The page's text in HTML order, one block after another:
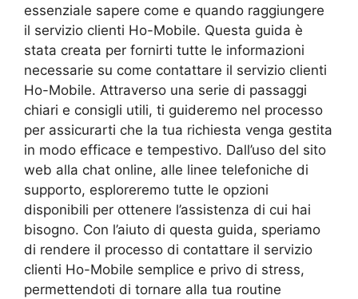
essenziale sapere come e quando raggiungere
il servizio clienti Ho-Mobile. Questa guida è
stata creata per fornirti tutte le informazioni
necessarie su come contattare il servizio clienti
Ho-Mobile. Attraverso una serie di passaggi
chiari e consigli utili, ti guideremo nel processo
per assicurarti che la tua richiesta venga gestita
in modo efficace e tempestivo. Dall’uso del sito
web alla chat online, alle linee telefoniche di
supporto, esploreremo tutte le opzioni
disponibili per ottenere l’assistenza di cui hai
bisogno. Con l’aiuto di questa guida, speriamo
di rendere il processo di contattare il servizio
clienti Ho-Mobile semplice e privo di stress,
permettendoti di tornare alla tua routine